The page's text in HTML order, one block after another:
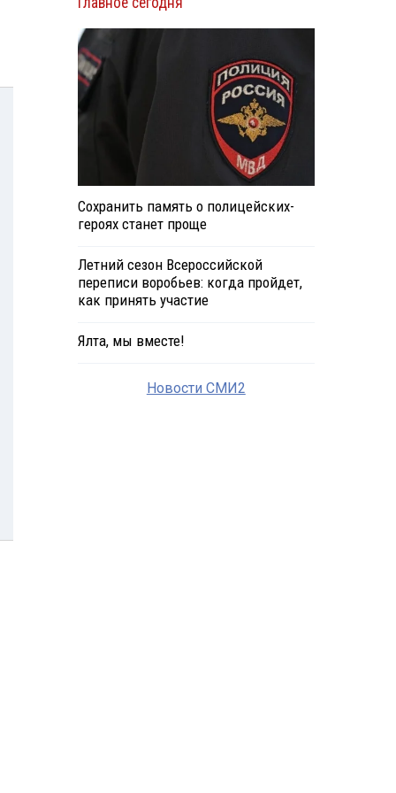
Сохранить память о полицейских-
героях станет проще
Летний сезон Всероссийской
переписи воробьев: когда пройдет,
как принять участие
Ялта, мы вместе!
Новости СМИ2